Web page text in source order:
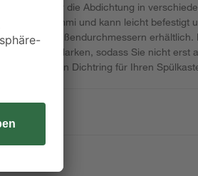
sich für die Abdichtung in
Gummi und kann leicht befestigt
und Außendurchmessern erhältlich.
Marken, sodass Sie nicht erst
den richtigen Dichtring für Ihren